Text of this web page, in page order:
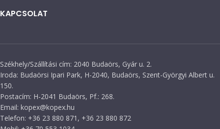
KAPCSOLAT
Székhely/Szállítási cím: 2040 Budaörs, Gyár u. 2.
Iroda: Budaörsi Ipari Park, H-2040, Budaörs, Szent-Györgyi Albert u.
150.
Postacím: H-2041 Budaörs, Pf.: 268.
Email: kopex@kopex.hu
Telefon: +36 23 880 871, +36 23 880 872